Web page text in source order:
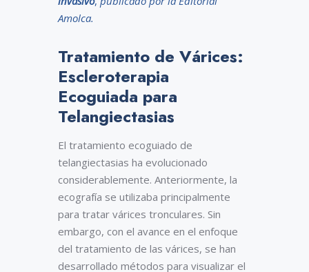
Amolca.
Tratamiento de Várices:
Escleroterapia
Ecoguiada para
Telangiectasias
El tratamiento ecoguiado de
telangiectasias ha evolucionado
considerablemente. Anteriormente, la
ecografía se utilizaba principalmente
para tratar várices tronculares. Sin
embargo, con el avance en el enfoque
del tratamiento de las várices, se han
desarrollado métodos para visualizar el